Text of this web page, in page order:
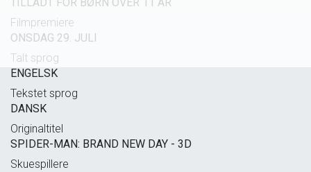
Filmpremiere
ONSDAG 29. JULI
Talt sprog
ENGELSK
Tekstet sprog
DANSK
Originaltitel
SPIDER-MAN: BRAND NEW DAY - 3D
Skuespillere